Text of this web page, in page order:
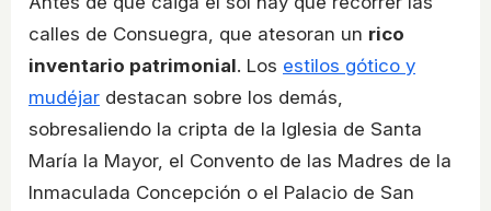
calles de Consuegra, que atesoran un rico
inventario patrimonial. Los estilos gótico y
mudéjar destacan sobre los demás,
sobresaliendo la cripta de la Iglesia de Santa
María la Mayor, el Convento de las Madres de la
Inmaculada Concepción o el Palacio de San